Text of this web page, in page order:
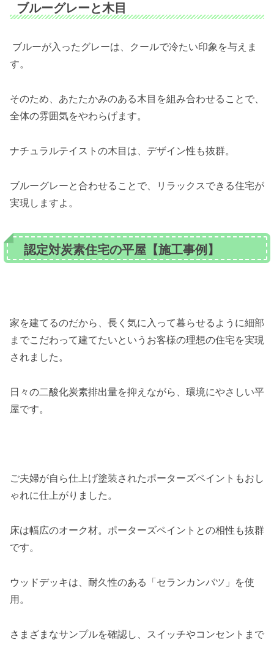
ブルーグレーと木目
ブルーが入ったグレーは、クールで冷たい印象を与えま
す。
そのため、あたたかみのある木目を組み合わせることで、
全体の雰囲気をやわらげます。
ナチュラルテイストの木目は、デザイン性も抜群。
ブルーグレーと合わせることで、リラックスできる住宅が
実現しますよ。
認定対炭素住宅の平屋【施工事例】
家を建てるのだから、長く気に入って暮らせるように細部
までこだわって建てたいというお客様の理想の住宅を実現
されました。
日々の二酸化炭素排出量を抑えながら、環境にやさしい平
屋です。
ご夫婦が自ら仕上げ塗装されたポーターズペイントもおし
ゃれに仕上がりました。
床は幅広のオーク材。ポーターズペイントとの相性も抜群
です。
ウッドデッキは、耐久性のある「セランカンバツ」を使
用。
さまざまなサンプルを確認し、スイッチやコンセントまで